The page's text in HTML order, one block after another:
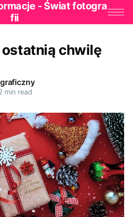
- Świat fotogra
fii
chwilę
min read